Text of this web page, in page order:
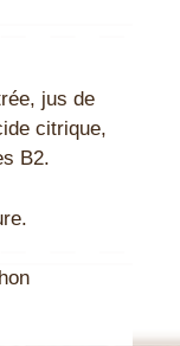
jus de
citrique,
B2.